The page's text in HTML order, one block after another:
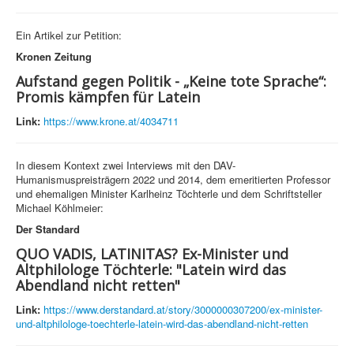
Ein Artikel zur Petition:
Kronen Zeitung
Aufstand gegen Politik - „Keine tote Sprache“:
Promis kämpfen für Latein
Link: https://www.krone.at/4034711
In diesem Kontext zwei Interviews mit den DAV-
Humanismuspreisträgern 2022 und 2014, dem emeritierten Professor
und ehemaligen Minister Karlheinz Töchterle und dem Schriftsteller
Michael Köhlmeier:
Der Standard
QUO VADIS, LATINITAS? Ex-Minister und
Altphilologe Töchterle: "Latein wird das
Abendland nicht retten"
Link: https://www.derstandard.at/story/3000000307200/ex-minister-
und-altphilologe-toechterle-latein-wird-das-abendland-nicht-retten